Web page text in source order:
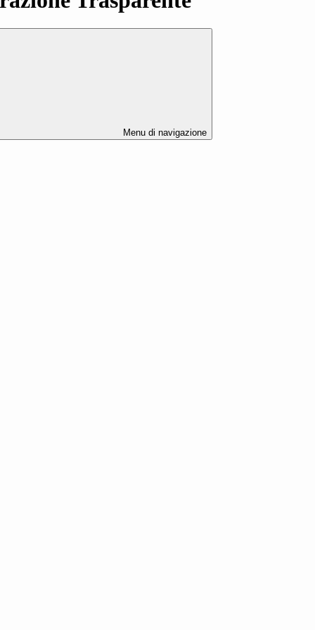
Menu di navigazione